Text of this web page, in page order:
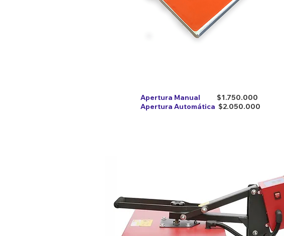
Apertura Manual
$1.750.000
Apertura Automática $2.050.000